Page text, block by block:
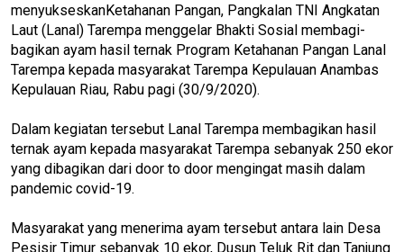
menyukseskanKetahanan Pangan, Pangkalan TNI Angkatan
Laut (Lanal) Tarempa menggelar Bhakti Sosial membagi-
bagikan ayam hasil ternak Program Ketahanan Pangan Lanal
Tarempa kepada masyarakat Tarempa Kepulauan Anambas
Kepulauan Riau, Rabu pagi (30/9/2020).
Dalam kegiatan tersebut Lanal Tarempa membagikan hasil
ternak ayam kepada masyarakat Tarempa sebanyak 250 ekor
yang dibagikan dari door to door mengingat masih dalam
pandemic covid-19.
Masyarakat yang menerima ayam tersebut antara lain Desa
Pesisir Timur sebanyak 10 ekor, Dusun Teluk Rit dan Tanjung